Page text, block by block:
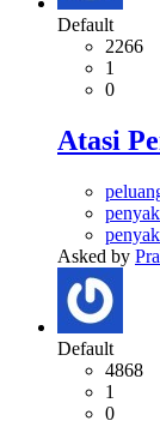
Default
2266
1
0
Atasi
Asked by
Default
4868
1
0